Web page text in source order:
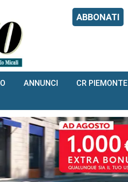
ABBONATI
ANNUNCI CR PIEMONTE